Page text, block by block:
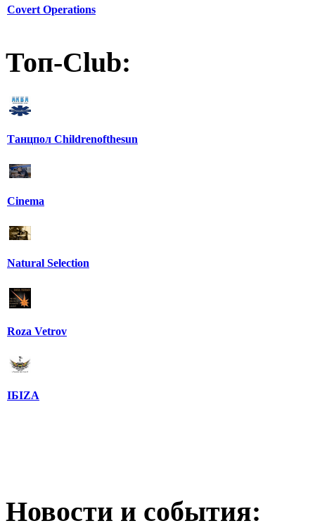
Covert Operations
Топ-Club:
Танцпол Childrenofthesun
Cinema
Natural Selection
Roza Vetrov
IБIZA
Новости и события: